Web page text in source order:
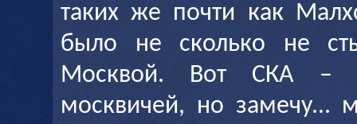
таких же почти как
было не сколько не
Москвой. Вот СКА –
москвичей, но замечу…